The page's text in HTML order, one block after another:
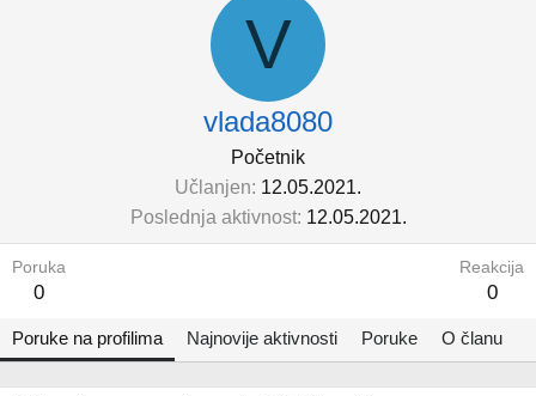
V
vlada8080
Početnik
Učlanjen 12.05.2021.
Poslednja aktivnost 12.05.2021.
Poruka
0
Reakcija
0
Poruke na profilima Najnovije aktivnosti Poruke O članu